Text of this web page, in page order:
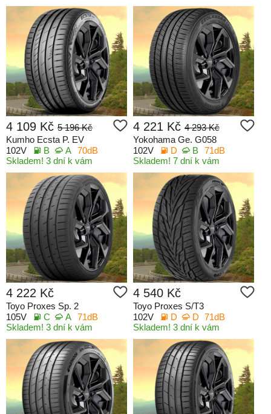
4 109 Kč 5 196 Kč
Kumho Ecsta P. EV
102V
B A 70dB
Skladem! 3 dní k vám
4 221 Kč 4 293 Kč
Yokohama Ge. G058
102V
D B 71dB
Skladem! 7 dní k vám
4 222 Kč
Toyo Proxes Sp. 2
105V
C A 71dB
Skladem! 3 dní k vám
4 540 Kč
Toyo Proxes S/T3
102V
D D 71dB
Skladem! 3 dní k vám